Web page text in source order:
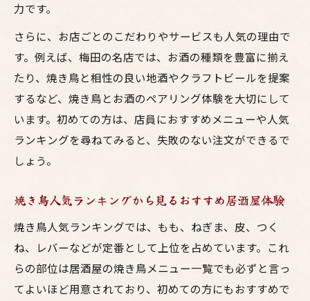
梅田の居酒屋が誇る焼き鳥人気メニューの
楽しみ方
焼鳥人気ランキングから選ぶお酒との相性
アリング術
焼鳥好き必見！部位ごとの美味しさ徹底解説
焼き鳥人気部位の特徴と居酒屋での楽しみ
方
大阪の居酒屋で味わう焼鳥部位ごとの魅力
力です。
さらに、お店ごとのこだわりやサービスも人気の理由で
す。例えば、梅田の名店では、お酒の種類を豊富に揃え
たり、焼き鳥と相性の良い地酒やクラフトビールを提案
するなど、焼き鳥とお酒のペアリング体験を大切にして
います。初めての方は、店員におすすめメニューや人気
ランキングを尋ねてみると、失敗のない注文ができるで
しょう。
焼き鳥人気ランキングから見るおすすめ居酒屋体験
焼き鳥人気ランキングでは、もも、ねぎま、皮、つく
ね、レバーなどが定番として上位を占めています。これ
らの部位は居酒屋の焼き鳥メニュー一覧でも必ずと言っ
てよいほど用意されており、初めての方にもおすすめで